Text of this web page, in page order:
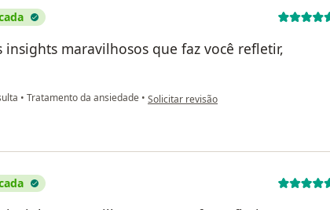
insights maravilhosos que faz você refletir,
• Tratamento da ansiedade • na opinião do utilizador K.B
Solicitar revisão